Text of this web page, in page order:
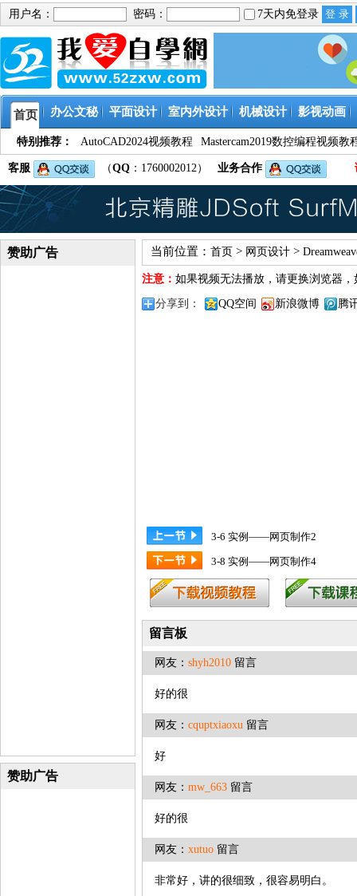
用户名： 密码： 7天内免登录
首页 办公文秘 平面设计 室内外设计 机械设计 影视动画
特别推荐： AutoCAD2024视频教程 Mastercam2019数控编程视频教
客服 （QQ ：1760002012） 业务合作
赞助广告
赞助广告
当前位置： 首页 > 网页设计 >
注意： 如果视频无法播放，请更换浏览器，
分享到： QQ空间 新浪微博 腾
3-6 实例——网页制作2
3-8 实例——网页制作4
留言板
网友： shyh2010 留言
好的很
网友： cquptxiaoxu 留言
好
网友： mw_663 留言
好的很
网友： xutuo 留言
非常好，讲的很细致，很容易明白。